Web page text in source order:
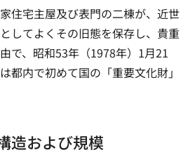
住宅主屋及び表門の二棟が、近世
してよくその旧態を保存し、貴重
で、昭和53年（1978年）1月21
都内で初めて国の「重要文化財」
造および規模